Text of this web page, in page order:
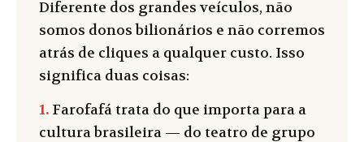
Diferente dos grandes veículos, não
somos donos bilionários e não corremos
atrás de cliques a qualquer custo. Isso
significa duas coisas:
1. Farofafá trata do que importa para a
cultura brasileira — do teatro de grupo